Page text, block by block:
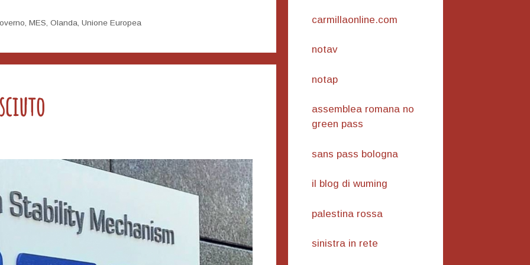
,MES,Olanda,Unione Europea carmillaonline.com
notav
notap
assemblea romana no
green pass
sans pass bologna
il blog di wuming
palestina rossa
sinistra in rete